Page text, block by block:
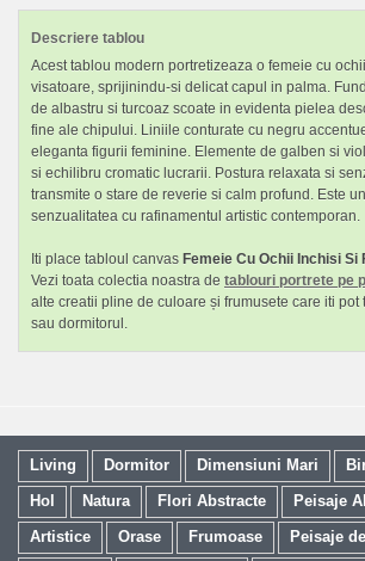
Descriere tablou
Acest tablou modern portretizeaza o femeie cu
visatoare, sprijinindu-si delicat capul in palma.
de albastru si turcoaz scoate in evidenta pielea
fine ale chipului. Liniile conturate cu negru
eleganta figurii feminine. Elemente de galben si
si echilibru cromatic lucrarii. Postura relaxata si
transmite o stare de reverie si calm profund. Este
senzualitatea cu rafinamentul artistic contemporan.
Iti place tabloul canvas Femeie Cu Ochii Inchisi Si
Vezi toata colectia noastra de tablouri portrete pe
alte creatii pline de culoare și frumusete care iti pot
sau dormitorul.
Living Dormitor Dimensiuni Mari
Hol
Natura Flori Abstracte
Peisaje
Artistice
Orase Frumoase Peisaje